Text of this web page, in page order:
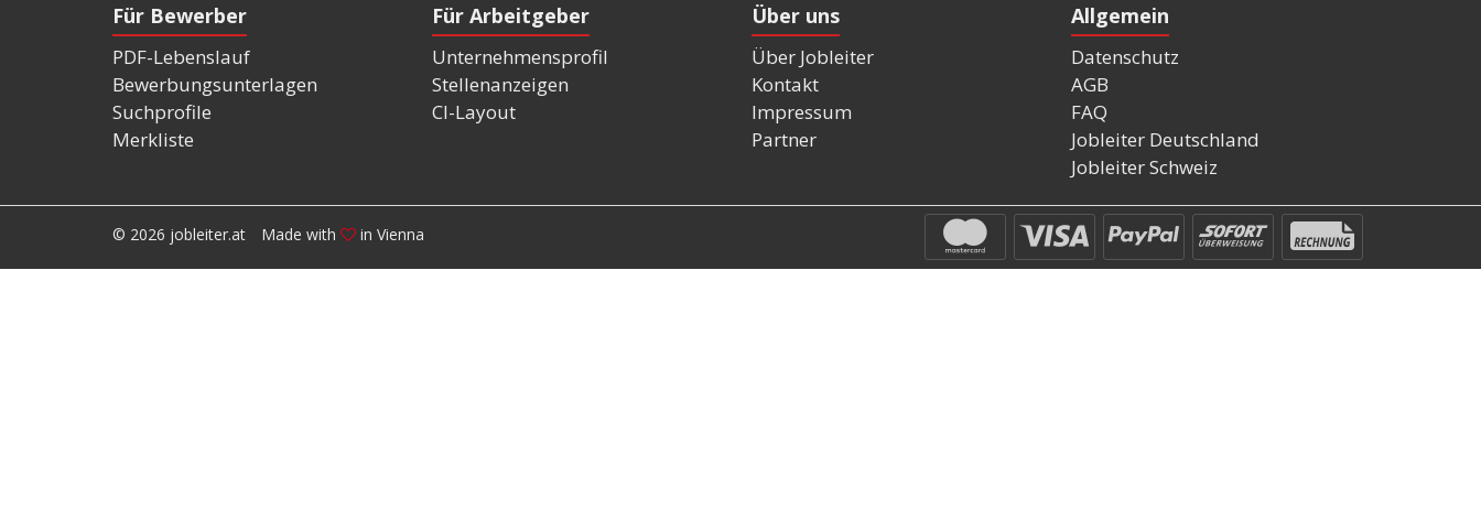
Für Bewerber
PDF-Lebenslauf
Bewerbungsunterlagen
Suchprofile
Merkliste
Für Arbeitgeber
Unternehmensprofil
Stellenanzeigen
CI-Layout
Über uns
Über Jobleiter
Kontakt
Impressum
Partner
Allgemein
Datenschutz
AGB
FAQ
Jobleiter Deutschland
Jobleiter Schweiz
© 2026 jobleiter.at Made with in Vienna